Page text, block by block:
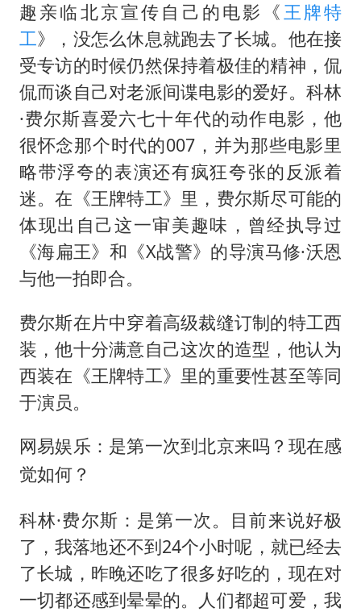
趣亲临北京宣传自己的电影《王牌特
工》，没怎么休息就跑去了长城。他在接
受专访的时候仍然保持着极佳的精神，侃
侃而谈自己对老派间谍电影的爱好。科林
·费尔斯喜爱六七十年代的动作电影，他
很怀念那个时代的007，并为那些电影里
略带浮夸的表演还有疯狂夸张的反派着
迷。在《王牌特工》里，费尔斯尽可能的
体现出自己这一审美趣味，曾经执导过
《海扁王》和《X战警》的导演马修·沃恩
与他一拍即合。
费尔斯在片中穿着高级裁缝订制的特工西
装，他十分满意自己这次的造型，他认为
西装在《王牌特工》里的重要性甚至等同
于演员。
网易娱乐：是第一次到北京来吗？现在感
觉如何？
科林·费尔斯：是第一次。目前来说好极
了，我落地还不到24个小时呢，就已经去
了长城，昨晚还吃了很多好吃的，现在对
一切都还感到晕晕的。人们都超可爱，我